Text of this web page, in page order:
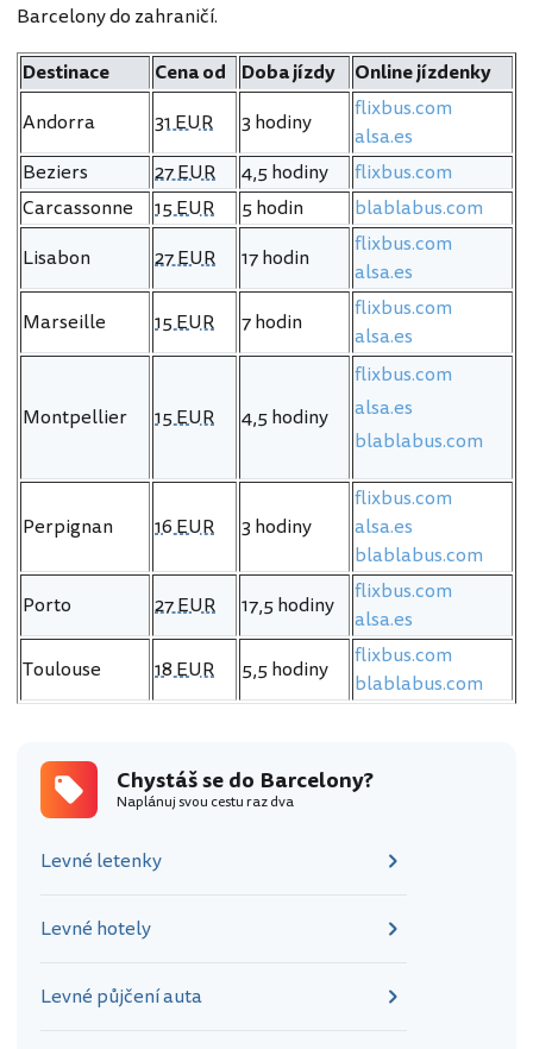
Barcelony do zahraničí.
Destinace
Cena od Doba jízdy
Online jízdenky
Andorra
31 EUR 3 hodiny
flixbus.com
alsa.es
Beziers
27 EUR 4,5 hodiny
flixbus.com
Carcassonne
15 EUR 5 hodin
blablabus.com
Lisabon
27 EUR 17 hodin
flixbus.com
alsa.es
Marseille
15 EUR 7 hodin
flixbus.com
alsa.es
Montpellier 15 EUR 4,5 hodiny
flixbus.com
alsa.es
blablabus.com
Perpignan 16 EUR 3 hodiny
flixbus.com
alsa.es
blablabus.com
Porto
27 EUR 17,5 hodiny
flixbus.com
alsa.es
Toulouse
18 EUR 5,5 hodiny
flixbus.com
blablabus.com
Chystáš se do Barcelony?
Naplánuj svou cestu raz dva
Levné letenky
Levné hotely
Levné půjčení auta